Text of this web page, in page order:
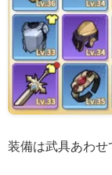
装備は武具あわせ